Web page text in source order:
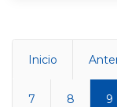
Inicio
7 8 9